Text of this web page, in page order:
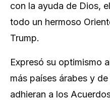
con la ayuda de Dios,
todo un hermoso
Trump.
Expresó su optimismo
más países árabes y
adhieran a los